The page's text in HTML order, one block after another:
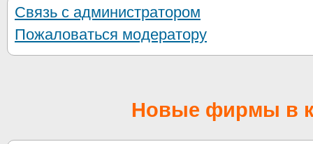
Связь с администратором
Пожаловаться модератору
Новые фирмы в